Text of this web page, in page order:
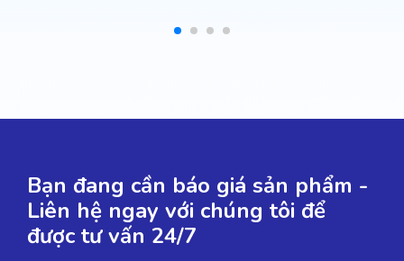
Bạn đang cần báo giá sản phẩm -
Liên hệ ngay với chúng tôi để
được tư vấn 24/7